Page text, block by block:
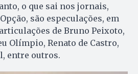
o que sai nos jornais,
são especulações, em
de Bruno Peixoto,
Olímpio, Renato de Castro,
entre outros.